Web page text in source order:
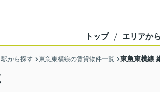
トップ エリアか
から探す 東急東横線の賃貸物件一覧 東急東横線